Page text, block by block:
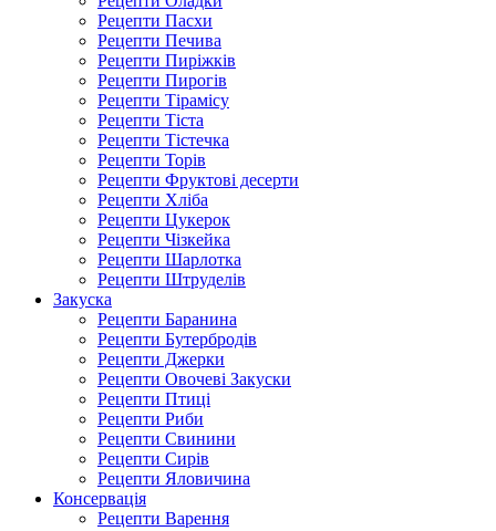
Рецепти Пасхи
Рецепти Печива
Рецепти Пиріжків
Рецепти Пирогів
Рецепти Тірамісу
Рецепти Тіста
Рецепти Тістечка
Рецепти Торів
Рецепти Фруктові десерти
Рецепти Хліба
Рецепти Цукерок
Рецепти Чізкейка
Рецепти Шарлотка
Рецепти Штруделів
Закуска
Рецепти Баранина
Рецепти Бутербродів
Рецепти Джерки
Рецепти Овочеві Закуски
Рецепти Птиці
Рецепти Риби
Рецепти Свинини
Рецепти Сирів
Рецепти Яловичина
Консервація
Рецепти Варення